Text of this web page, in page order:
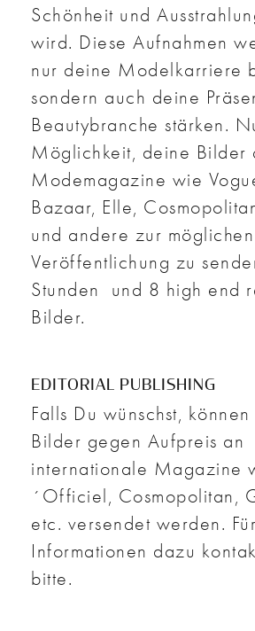
Schönheit und
wird. Diese Aufnahmen
nur deine Modelkarriere
sondern auch deine
Beautybranche stärken.
Möglichkeit, deine Bilder
Modemagazine wie
Bazaar, Elle,
und andere zur möglichen
Veröffentlichung zu
Stunden und 8 high end
Bilder.
EDITORIAL PUBLISHING
Falls Du wünschst,
Bilder gegen Aufpreis an
internationale Magazine
´Officiel, Cosmopolitan,
etc. versendet werden.
Informationen dazu
bitte.